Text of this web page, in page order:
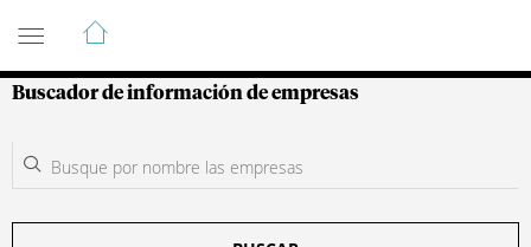
Guía de Empresas Colombianas
Buscador de información de empresas